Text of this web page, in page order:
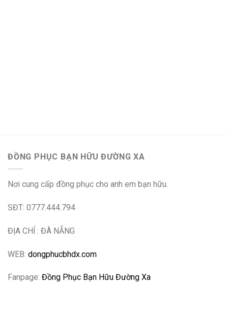
ĐỒNG PHỤC BẠN HỮU ĐƯỜNG XA
Nơi cung cấp đồng phục cho anh em bạn hữu.
SĐT: 0777.444.794
ĐỊA CHỈ : ĐÀ NẴNG
WEB: dongphucbhdx.com
Fanpage: Đồng Phục Bạn Hữu Đường Xa